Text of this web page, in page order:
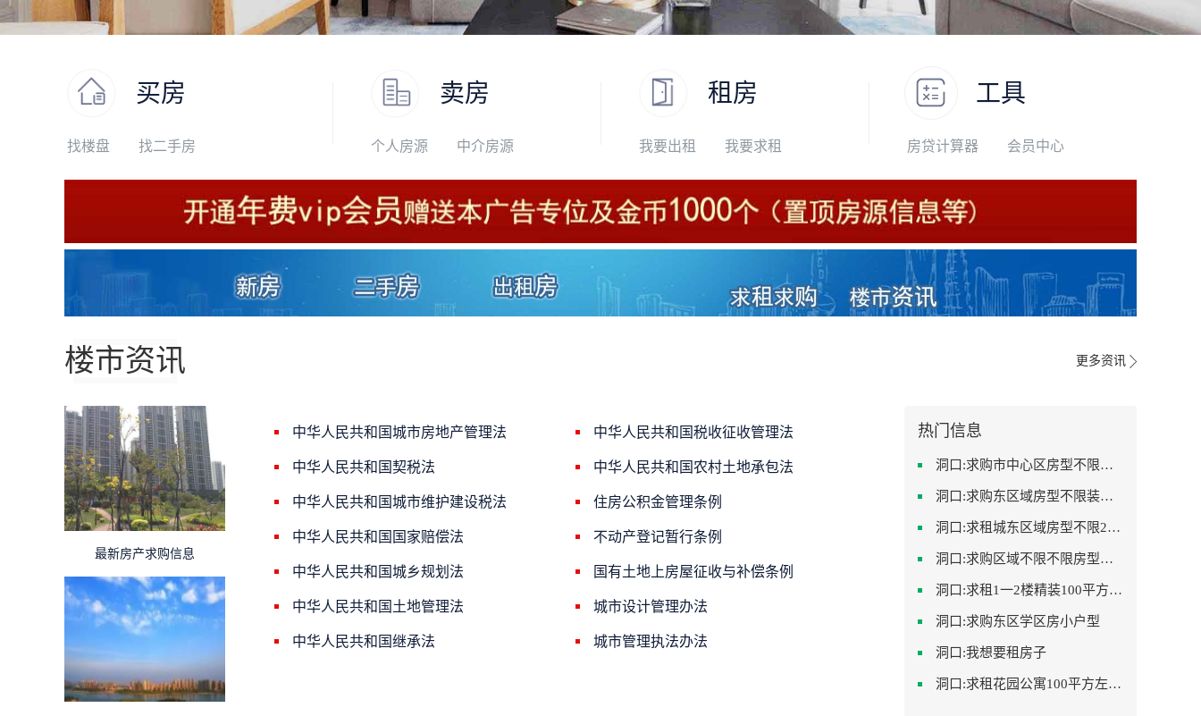
买房
找楼盘 找二手房
卖房
个人房源 中介房源
租房
我要出租 我要求租
工具
房贷计算器 会员中心
楼市资讯 更多资讯
最新房产求购信息
中华人民共和国城市房地产管理法
中华人民共和国契税法
中华人民共和国城市维护建设税法
中华人民共和国国家赔偿法
中华人民共和国城乡规划法
中华人民共和国土地管理法
中华人民共和国继承法
中华人民共和国税收征收管理法
中华人民共和国农村土地承包法
住房公积金管理条例
不动产登记暂行条例
国有土地上房屋征收与补偿条例
城市设计管理办法
城市管理执法办法
热门信息
洞口:求购市中心区房型不限中档装修
洞口:求购东区域房型不限装修不限
洞口:求租城东区域房型不限2室2卫装修不限2000
洞口:求购区域不限不限房型不限两室一厅简单装修
洞口:求租1一2楼精装100平方里面基本设备不要
洞口:求购东区学区房小户型
洞口:我想要租房子
洞口:求租花园公寓100平方左右，电梯房